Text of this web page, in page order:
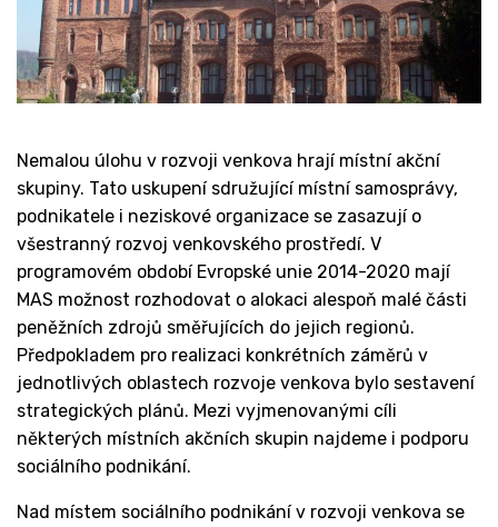
Nemalou úlohu v rozvoji venkova hrají místní akční
skupiny. Tato uskupení sdružující místní samosprávy,
podnikatele i neziskové organizace se zasazují o
všestranný rozvoj venkovského prostředí. V
programovém období Evropské unie 2014-2020 mají
MAS možnost rozhodovat o alokaci alespoň malé části
peněžních zdrojů směřujících do jejich regionů.
Předpokladem pro realizaci konkrétních záměrů v
jednotlivých oblastech rozvoje venkova bylo sestavení
strategických plánů. Mezi vyjmenovanými cíli
některých místních akčních skupin najdeme i podporu
sociálního podnikání.
Nad místem sociálního podnikání v rozvoji venkova se